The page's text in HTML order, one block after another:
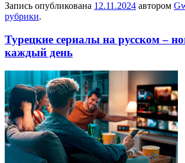
Запись опубликована 12.11.2024 автором
рубрики.
Турецкие сериалы на русском –
каждый день